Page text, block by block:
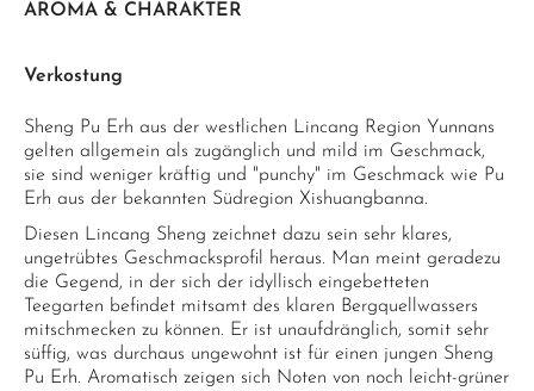
AROMA & CHARAKTER
Verkostung
Sheng Pu Erh aus der westlichen Lincang Region Yunnans
gelten allgemein als zugänglich und mild im Geschmack,
sie sind weniger kräftig und "punchy" im Geschmack wie Pu
Erh aus der bekannten Südregion Xishuangbanna.
Diesen Lincang Sheng zeichnet dazu sein sehr klares,
ungetrübtes Geschmacksprofil heraus. Man meint geradezu
die Gegend, in der sich der idyllisch eingebetteten
Teegarten befindet mitsamt des klaren Bergquellwassers
mitschmecken zu können. Er ist unaufdränglich, somit sehr
süffig, was durchaus ungewohnt ist für einen jungen Sheng
Pu Erh. Aromatisch zeigen sich Noten von noch leicht-grüner